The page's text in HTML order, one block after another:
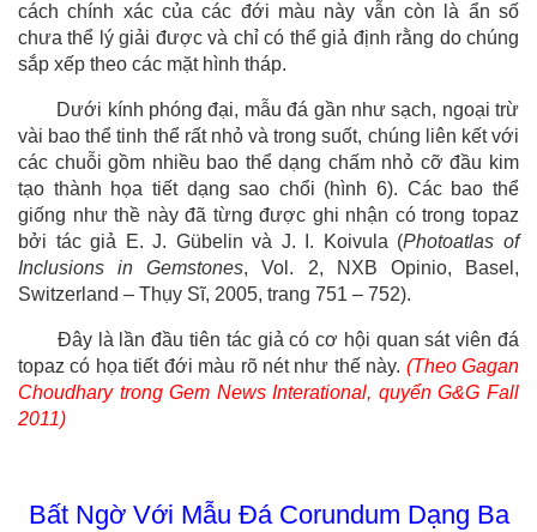
cách chính xác của các đới màu này vẫn còn là ẩn số
chưa thể lý giải được và chỉ có thể giả định rằng do chúng
sắp xếp theo các mặt hình tháp.
Dưới kính phóng đại, mẫu đá gần như sạch, ngoại trừ
vài bao thể tinh thể rất nhỏ và trong suốt, chúng liên kết với
các chuỗi gồm nhiều bao thể dạng chấm nhỏ cỡ đầu kim
tạo thành họa tiết dạng sao chổi (hình 6). Các bao thể
giống như thề này đã từng được ghi nhận có trong topaz
bởi tác giả E. J. Gübelin và J. I. Koivula (Photoatlas of
Inclusions in Gemstones, Vol. 2, NXB Opinio, Basel,
Switzerland – Thụy Sĩ, 2005, trang 751 – 752).
Đây là lần đầu tiên tác giả có cơ hội quan sát viên đá
topaz có họa tiết đới màu rõ nét như thế này. (Theo Gagan
Choudhary trong Gem News Interational, quyển G&G Fall
2011)
Bất Ngờ Với Mẫu Đá Corundum Dạng Ba